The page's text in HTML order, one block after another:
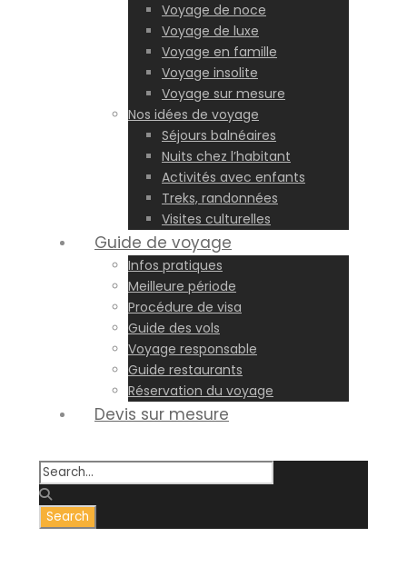
Voyage de noce
Voyage de luxe
Voyage en famille
Voyage insolite
Voyage sur mesure
Nos idées de voyage
Séjours balnéaires
Nuits chez l’habitant
Activités avec enfants
Treks, randonnées
Visites culturelles
Guide de voyage
Infos pratiques
Meilleure période
Procédure de visa
Guide des vols
Voyage responsable
Guide restaurants
Réservation du voyage
Devis sur mesure